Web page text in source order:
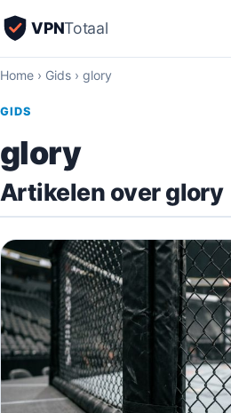
VPNTotaal
Home › Gids › glory
GIDS
glory
Artikelen over glory